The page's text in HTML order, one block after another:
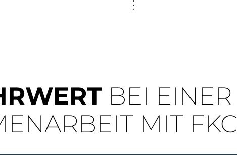
BEI EINER
MIT FKC